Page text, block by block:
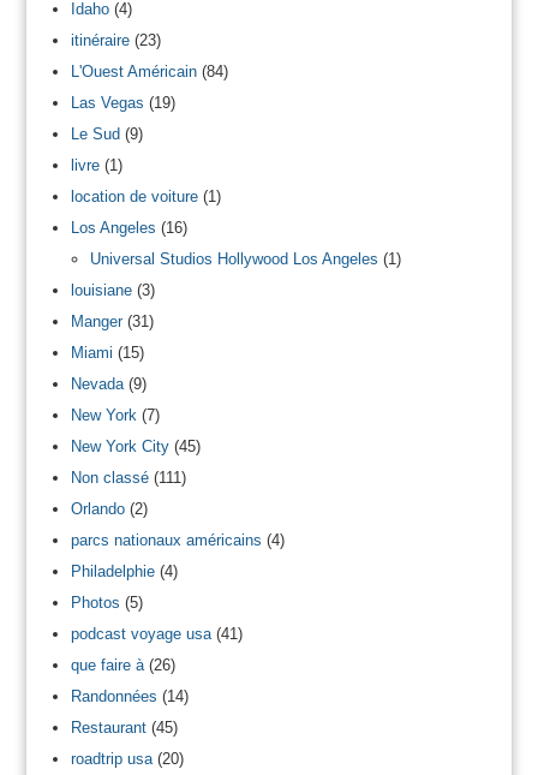
Idaho(4)
itinéraire(23)
L'Ouest Américain(84)
Las Vegas (19)
Le Sud(9)
livre(1)
location de voiture(1)
Los Angeles (16)
Universal Studios Hollywood Los Angeles (1)
louisiane(3)
Manger(31)
Miami (15)
Nevada(9)
New York (7)
New York City(45)
Non classé(111)
Orlando(2)
parcs nationaux américains (4)
Philadelphie(4)
Photos (5)
podcast voyage usa(41)
que faire à(26)
Randonnées (14)
Restaurant(45)
roadtrip usa(20)